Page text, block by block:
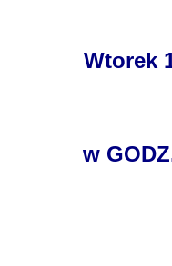
Wtorek
w